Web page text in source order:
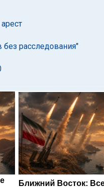
расследования"
Ближний Восток: